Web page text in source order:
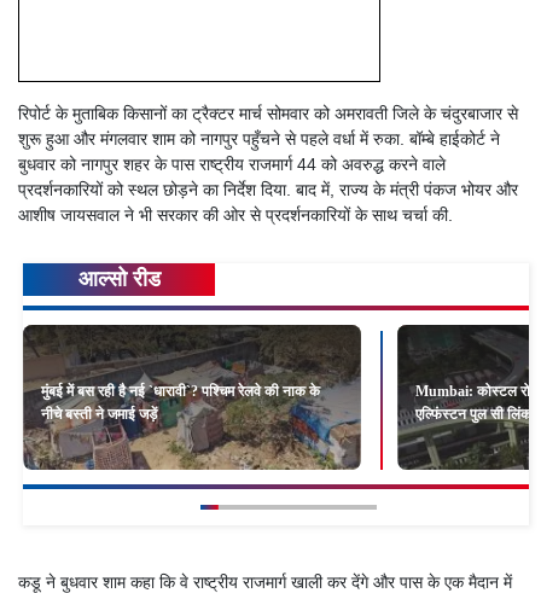
रिपोर्ट के मुताबिक किसानों का ट्रैक्टर मार्च सोमवार को अमरावती जिले के चंदुरबाजार से
शुरू हुआ और मंगलवार शाम को नागपुर पहुँचने से पहले वर्धा में रुका. बॉम्बे हाईकोर्ट ने
बुधवार को नागपुर शहर के पास राष्ट्रीय राजमार्ग 44 को अवरुद्ध करने वाले
प्रदर्शनकारियों को स्थल छोड़ने का निर्देश दिया. बाद में, राज्य के मंत्री पंकज भोयर और
आशीष जायसवाल ने भी सरकार की ओर से प्रदर्शनकारियों के साथ चर्चा की.
आल्सो रीड
मुंबई में बस रही है नई `धारावी`? पश्चिम रेलवे की नाक के
नीचे बस्ती ने जमाई जड़ें
Mumbai: कोस्टल रोड
एल्फिंस्टन पुल सी लिंक
कडू ने बुधवार शाम कहा कि वे राष्ट्रीय राजमार्ग खाली कर देंगे और पास के एक मैदान में